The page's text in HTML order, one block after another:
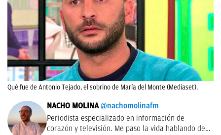
Qué fue de Antonio Tejado, el sobrino de María del Monte (Mediaset).
NACHO MOLINA @nachomolinafm
Periodista especializado en información de
corazón y televisión. Me paso la vida hablando de